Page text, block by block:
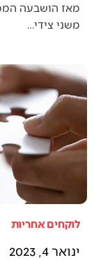
מאז הושבעה
משני צידי…
לוקחים אחריות
ינואר 4, 2023